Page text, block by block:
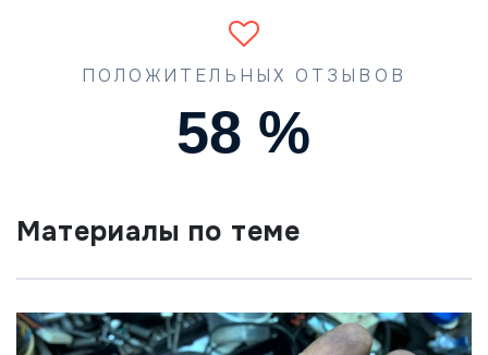
ПОЛОЖИТЕЛЬНЫХ ОТЗЫВОВ
90 %
Материалы по теме